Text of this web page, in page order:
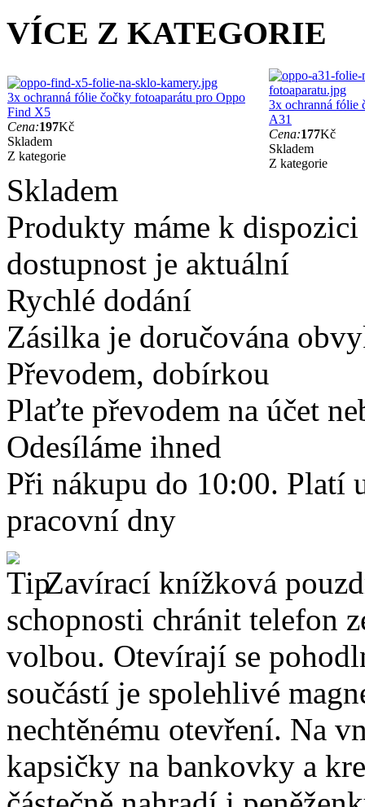
VÍCE Z KATEGORIE
3x ochranná fólie čočky fotoaparátu pro Oppo
Find X5
Cena:197Kč
Skladem
Z kategorie
3x ochranná fólie
A31
Cena:177Kč
Skladem
Z kategorie
Skladem
Produkty máme k
dostupnost je aktuální
Rychlé dodání
Zásilka je doručována
Převodem, dobírkou
Plaťte převodem na účet
Odesíláme ihned
Při nákupu do 10:00. Platí
pracovní dny
Zavírací knížková
schopnosti chránit telefon
volbou. Otevírají se
součástí je spolehlivé
nechtěnému otevření. Na
kapsičky na bankovky a